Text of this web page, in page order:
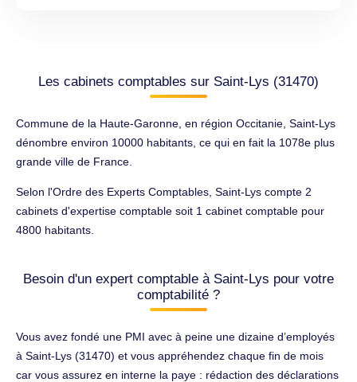
Les cabinets comptables sur Saint-Lys (31470)
Commune de la Haute-Garonne, en région Occitanie, Saint-Lys
dénombre environ 10000 habitants, ce qui en fait la 1078e plus
grande ville de France.
Selon l'Ordre des Experts Comptables, Saint-Lys compte 2
cabinets d'expertise comptable soit 1 cabinet comptable pour
4800 habitants.
Besoin d'un expert comptable à Saint-Lys pour votre
comptabilité ?
Vous avez fondé une PMI avec à peine une dizaine d’employés
à Saint-Lys (31470) et vous appréhendez chaque fin de mois
car vous assurez en interne la paye : rédaction des déclarations